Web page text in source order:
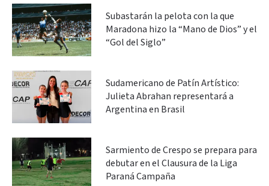
Subastarán la pelota con la que
Maradona hizo la “Mano de Dios” y el
“Gol del Siglo”
Sudamericano de Patín Artístico:
Julieta Abrahan representará a
Argentina en Brasil
Sarmiento de Crespo se prepara para
debutar en el Clausura de la Liga
Paraná Campaña